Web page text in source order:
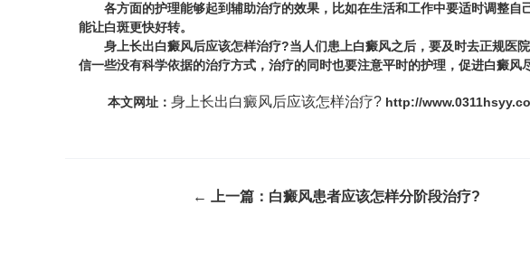
各方面的护理能够起到辅助治疗的效果，比如在生活和工作中要适时调整自
能让白斑更快好转。
身上长出白癜风后应该怎样治疗?当人们患上白癜风之后，要及时去正规医
信一些没有科学依据的治疗方式，治疗的同时也要注意平时的护理，促进白癜风
本文网址： 身上长出白癜风后应该怎样治疗? http://
← 上一篇： 白癜风患者应该怎样分阶段治疗?